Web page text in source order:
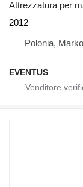
Attrezzatura per
2012
Polonia,
EVENTUS